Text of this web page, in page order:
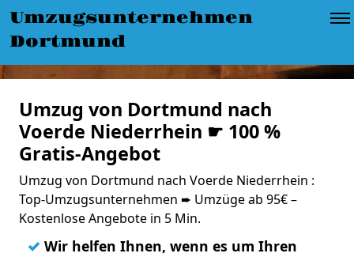
Umzugsunternehmen
Dortmund
Umzug von Dortmund nach
Voerde Niederrhein ☛ 100 %
Gratis-Angebot
Umzug von Dortmund nach Voerde Niederrhein :
Top-Umzugsunternehmen ➨ Umzüge ab 95€ –
Kostenlose Angebote in 5 Min.
✓ Wir helfen Ihnen, wenn es um Ihren